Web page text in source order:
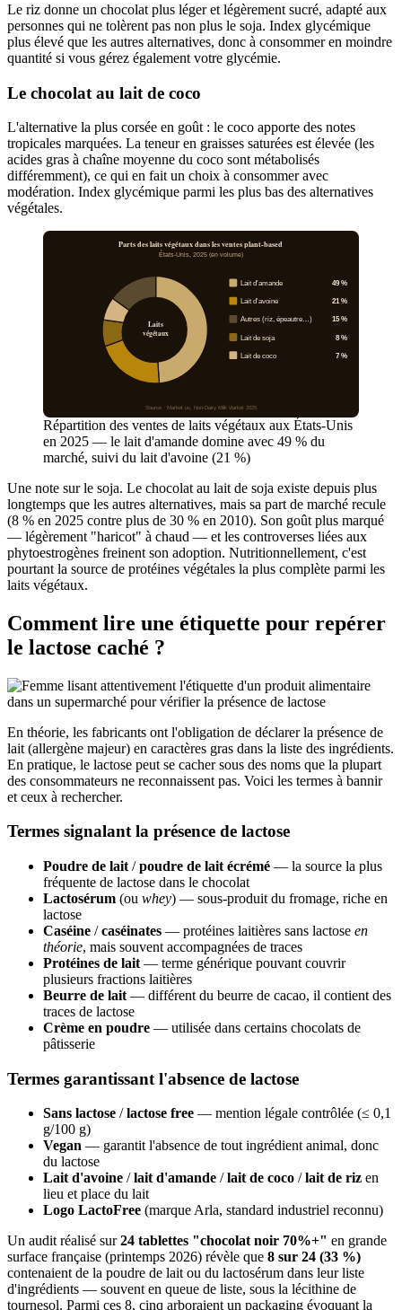
Le riz donne un chocolat plus léger et légèrement sucré, adapté aux
personnes qui ne tolèrent pas non plus le soja. Index glycémique
plus élevé que les autres alternatives, donc à consommer en moindre
quantité si vous gérez également votre glycémie.
Le chocolat au lait de coco
L'alternative la plus corsée en goût : le coco apporte des notes
tropicales marquées. La teneur en graisses saturées est élevée (les
acides gras à chaîne moyenne du coco sont métabolisés
différemment), ce qui en fait un choix à consommer avec
modération. Index glycémique parmi les plus bas des alternatives
végétales.
Parts des laits végétaux dans les ventes plant-based
États-Unis, 2025 (en volume)
Laits
végétaux
Lait d'amande 49 %
Lait d'avoine 21 %
Autres (riz, épeautre…) 15 %
Lait de soja 8 %
Lait de coco 7 %
Source : Market.us, Non-Dairy Milk Market 2025
Répartition des ventes de laits végétaux aux États-Unis
en 2025 — le lait d'amande domine avec 49 % du
marché, suivi du lait d'avoine (21 %)
Une note sur le soja. Le chocolat au lait de soja existe depuis plus
longtemps que les autres alternatives, mais sa part de marché recule
(8 % en 2025 contre plus de 30 % en 2010). Son goût plus marqué
— légèrement "haricot" à chaud — et les controverses liées aux
phytoestrogènes freinent son adoption. Nutritionnellement, c'est
pourtant la source de protéines végétales la plus complète parmi les
laits végétaux.
Comment lire une étiquette pour repérer
le lactose caché ?
En théorie, les fabricants ont l'obligation de déclarer la présence de
lait (allergène majeur) en caractères gras dans la liste des ingrédients.
En pratique, le lactose peut se cacher sous des noms que la plupart
des consommateurs ne reconnaissent pas. Voici les termes à bannir
et ceux à rechercher.
Termes signalant la présence de lactose
Poudre de lait /poudre de lait écrémé — la source la plus
fréquente de lactose dans le chocolat
Lactosérum (ou whey) — sous-produit du fromage, riche en
lactose
Caséine /caséinates — protéines laitières sans lactose en
théorie, mais souvent accompagnées de traces
Protéines de lait — terme générique pouvant couvrir
plusieurs fractions laitières
Beurre de lait — différent du beurre de cacao, il contient des
traces de lactose
Crème en poudre — utilisée dans certains chocolats de
pâtisserie
Termes garantissant l'absence de lactose
Sans lactose /lactose free — mention légale contrôlée (≤ 0,1
g/100 g)
Vegan — garantit l'absence de tout ingrédient animal, donc
du lactose
Lait d'avoine /lait d'amande /lait de coco /lait de riz en
lieu et place du lait
Logo LactoFree (marque Arla, standard industriel reconnu)
Un audit réalisé sur24 tablettes "chocolat noir 70%+" en grande
surface française (printemps 2026) révèle que 8 sur 24 (33 %)
contenaient de la poudre de lait ou du lactosérum dans leur liste
d'ingrédients — souvent en queue de liste, sous la lécithine de
tournesol. Parmi ces 8, cinq arboraient un packaging évoquant la